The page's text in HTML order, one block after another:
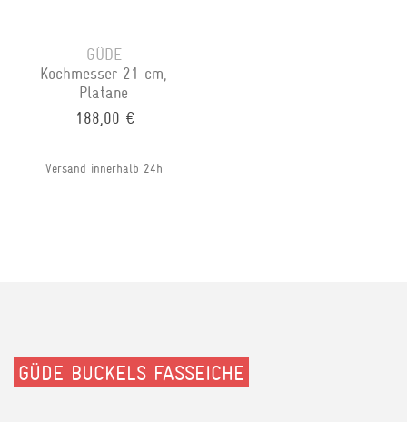
GÜDE
Kochmesser 21 cm,
Platane
188,00 €
Versand innerhalb 24h
GÜDE BUCKELS FASSEICHE